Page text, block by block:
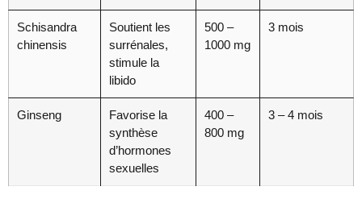
Schisandra
chinensis
Soutient les
surrénales,
stimule la
libido
500 –
1000 mg
3 mois
Ginseng
Favorise la
synthèse
d’hormones
sexuelles
400 –
800 mg
3 – 4 mois